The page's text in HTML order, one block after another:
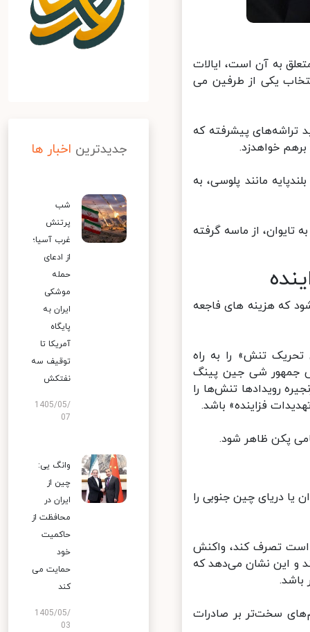
به آن است، ایالات
یکی از طرفین می
تراشه‌های پیشرفته که
خواهدزد.
مانند پلوسی، به
از ماسه گرفته
که هزینه های فاجعه
تنش» را به راه
جمهور شی جین پینگ
رویدادها تنش‌ها را
فزاینده» باشد.
پکن ظاهر شود.
دریای چین جنوبی را
است تصرف کند، واکنش
و این نشان می‌دهد که
سخت‌تر بر صادرات
جدیدترین اخبار ها
شب
پرتنش
غرب آسیا؛
از ادعای
حمله
موشکی
ایران به
پایگاه
آمریکا تا
توقیف سه
نفتکش
1405/05/
07
وانگ یی:
چین از
ایران در
محافظت از
حاکمیت
خود
حمایت می
کند
1405/05/
03